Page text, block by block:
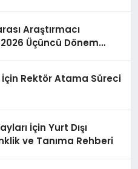
Araştırmacı
Üçüncü Dönem
İçin Rektör Atama Süreci
İçin Yurt Dışı
ve Tanıma Rehberi